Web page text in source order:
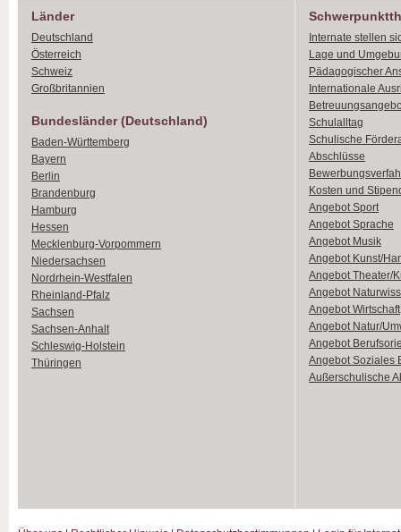
Länder
Deutschland
Österreich
Schweiz
Großbritannien
Bundesländer (Deutschland)
Baden-Württemberg
Bayern
Berlin
Brandenburg
Hamburg
Hessen
Mecklenburg-Vorpommern
Niedersachsen
Nordrhein-Westfalen
Rheinland-Pfalz
Sachsen
Sachsen-Anhalt
Schleswig-Holstein
Thüringen
Internate stellen
Lage und
Pädagogischer
Internationale
Schulalltag
Schulische
Abschlüsse
Kosten und
Angebot Sport
Angebot Sprache
Angebot Musik
Angebot Kunst/
Angebot Theater/
Angebot
Angebot Wirtschaft
Angebot Natur/
Angebot
Angebot Soziales
Außerschulische